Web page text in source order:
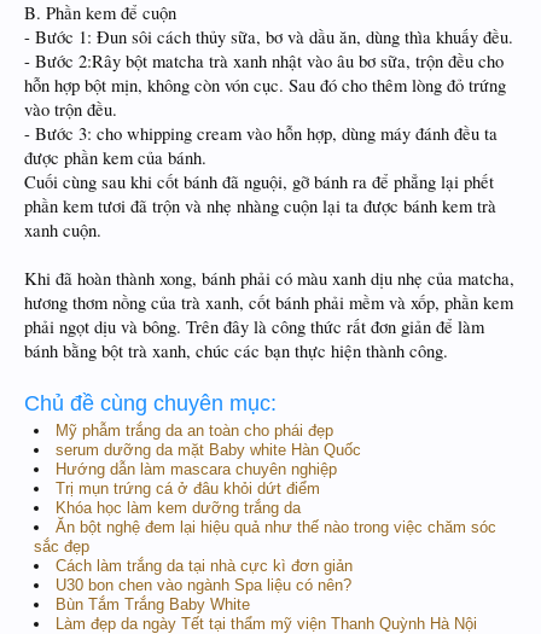
B. Phần kem để cuộn
- Bước 1: Đun sôi cách thủy sữa, bơ và dầu ăn, dùng thìa khuấy đều.
- Bước 2:Rây bột matcha trà xanh nhật vào âu bơ sữa, trộn đều cho
hỗn hợp bột mịn, không còn vón cục. Sau đó cho thêm lòng đỏ trứng
vào trộn đều.
- Bước 3: cho whipping cream vào hỗn hợp, dùng máy đánh đều ta
được phần kem của bánh.
Cuối cùng sau khi cốt bánh đã nguội, gỡ bánh ra để phẳng lại phết
phần kem tươi đã trộn và nhẹ nhàng cuộn lại ta được bánh kem trà
xanh cuộn.
Khi đã hoàn thành xong, bánh phải có màu xanh dịu nhẹ của matcha,
hương thơm nồng của trà xanh, cốt bánh phải mềm và xốp, phần kem
phải ngọt dịu và bông. Trên đây là công thức rất đơn giản để làm
bánh bằng bột trà xanh, chúc các bạn thực hiện thành công.
Chủ đề cùng chuyên mục:
Mỹ phẫm trắng da an toàn cho phái đẹp
serum dưỡng da mặt Baby white Hàn Quốc
Hướng dẫn làm mascara chuyên nghiệp
Trị mụn trứng cá ở đâu khỏi dứt điểm
Khóa học làm kem dưỡng trắng da
Ăn bột nghệ đem lại hiệu quả như thế nào trong việc chăm sóc
sắc đẹp
Cách làm trắng da tại nhà cực kì đơn giản
U30 bon chen vào ngành Spa liệu có nên?
Bùn Tắm Trắng Baby White
Làm đẹp da ngày Tết tại thẩm mỹ viện Thanh Quỳnh Hà Nội